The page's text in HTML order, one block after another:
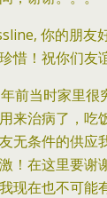
你的朋友
惜！祝你们友
年前当时家里
来治病了，吃
无条件的供应
！在这里要谢
现在也不可能